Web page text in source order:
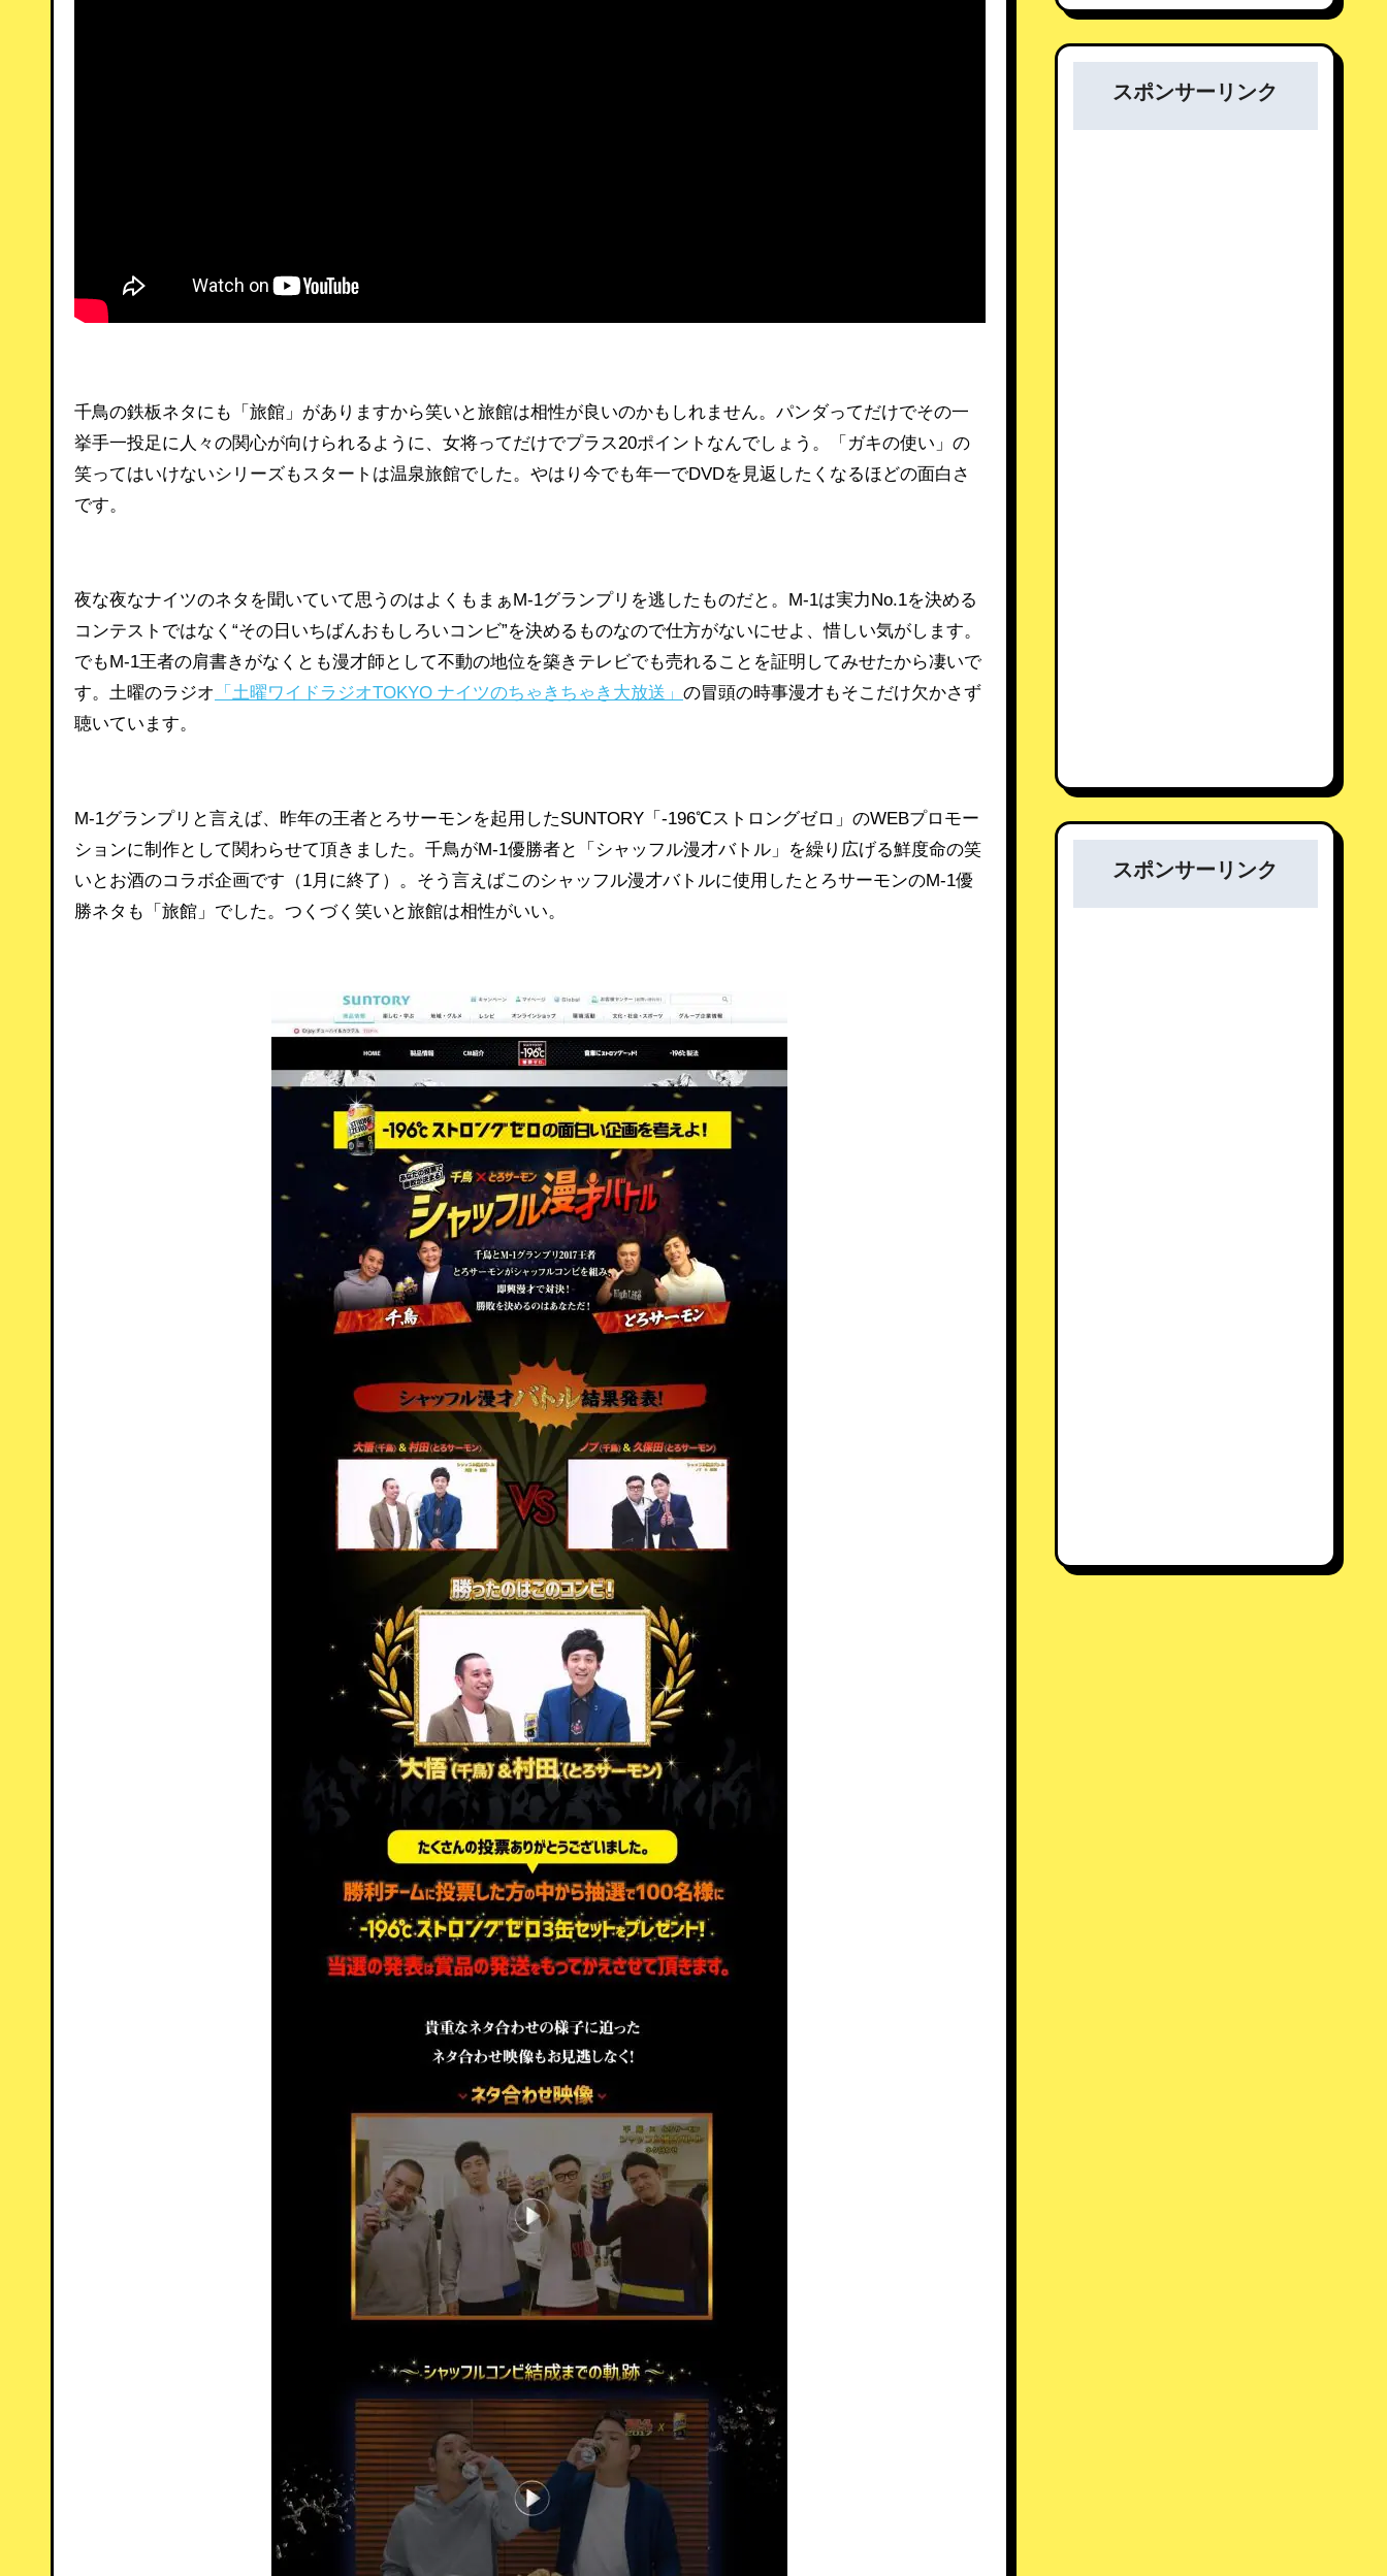
千鳥の鉄板ネタにも「旅館」がありますから笑いと旅館は相性が良いのかもしれません。パンダってだけでその一
挙手一投足に人々の関心が向けられるように、女将ってだけでプラス20ポイントなんでしょう。「ガキの使い」の
笑ってはいけないシリーズもスタートは温泉旅館でした。やはり今でも年一でDVDを見返したくなるほどの面白さ
です。
夜な夜なナイツのネタを聞いていて思うのはよくもまぁM-1グランプリを逃したものだと。M-1は実力No.1を決める
コンテストではなく“その日いちばんおもしろいコンビ”を決めるものなので仕方がないにせよ、惜しい気がします。
でもM-1王者の肩書きがなくとも漫才師として不動の地位を築きテレビでも売れることを証明してみせたから凄いで
す。土曜のラジオ
「土曜ワイドラジオTOKYO ナイツのちゃきちゃき大放送」 の冒頭の時事漫才もそこだけ欠かさず
聴いています。
M-1グランプリと言えば、昨年の王者とろサーモンを起用したSUNTORY「-196℃ストロングゼロ」のWEBプロモー
ションに制作として関わらせて頂きました。千鳥がM-1優勝者と「シャッフル漫才バトル」を繰り広げる鮮度命の笑
いとお酒のコラボ企画です（1月に終了）。そう言えばこのシャッフル漫才バトルに使用したとろサーモンのM-1優
勝ネタも「旅館」でした。つくづく笑いと旅館は相性がいい。
スポンサーリンク
スポンサーリンク